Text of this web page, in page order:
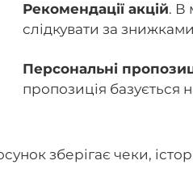
Рекомендації акцій. В
слідкувати за
Персональні
пропозиція базується
зберігає чеки,